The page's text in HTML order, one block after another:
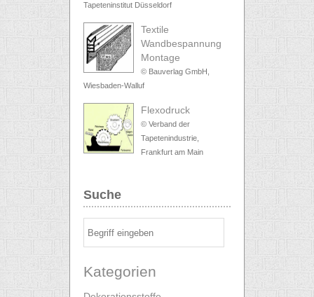
Tapeteninstitut Düsseldorf
Textile
Wandbespannung
Montage
© Bauverlag GmbH,
Wiesbaden-Walluf
Flexodruck
© Verband der
Tapetenindustrie,
Frankfurt am Main
Suche
Kategorien